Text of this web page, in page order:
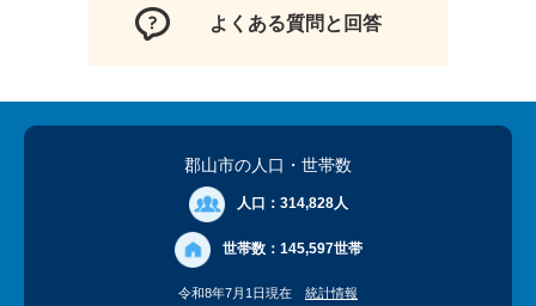
よくある質問と回答
郡山市の人口 ・世帯数
人口： 314,828人
世帯数： 145,597世帯
令和8年7月1日現在 統計情報